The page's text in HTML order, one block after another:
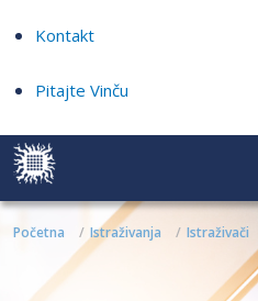
Kontakt
Pitajte Vinču
Početna Istraživanja Istraživači